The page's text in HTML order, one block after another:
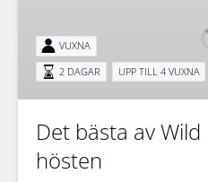
Wild
Lapland
under
hösten
VUXNA
2 DAGAR
UPP TILL 4 VUXNA
Det bästa av
hösten